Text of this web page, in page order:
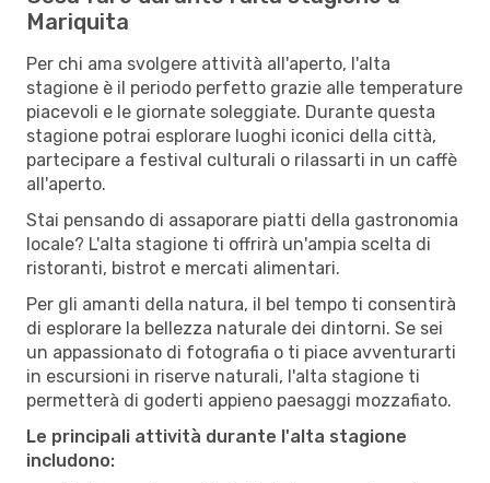
Mariquita
Per chi ama svolgere attività all'aperto, l'alta
stagione è il periodo perfetto grazie alle temperature
piacevoli e le giornate soleggiate. Durante questa
stagione potrai esplorare luoghi iconici della città,
partecipare a festival culturali o rilassarti in un caffè
all'aperto.
Stai pensando di assaporare piatti della gastronomia
locale? L'alta stagione ti offrirà un'ampia scelta di
ristoranti, bistrot e mercati alimentari.
Per gli amanti della natura, il bel tempo ti consentirà
di esplorare la bellezza naturale dei dintorni. Se sei
un appassionato di fotografia o ti piace avventurarti
in escursioni in riserve naturali, l'alta stagione ti
permetterà di goderti appieno paesaggi mozzafiato.
Le principali attività durante l'alta stagione
includono: